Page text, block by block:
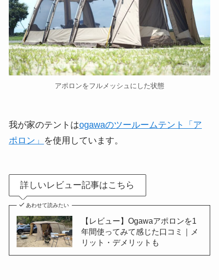
アポロンをフルメッシュにした状態
我が家のテントはogawaのツールームテント「ア
ポロン」 を使用しています。
詳しいレビュー記事はこちら
あわせて読みたい
【レビュー】Ogawaアポロンを1
年間使ってみて感じた口コミ｜メ
リット・デメリットも